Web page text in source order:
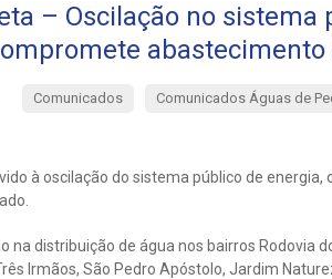
– Oscilação no sistema
abastecimento
Comunicados Comunicados Águas de
à oscilação do sistema público de
na distribuição de água nos bairros Rodovia
Irmãos, São Pedro Apóstolo, Jardim